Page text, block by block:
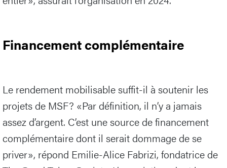
Financement complémentaire
Le rendement mobilisable suffit-il à soutenir les
projets de MSF? «Par définition, il n’y a jamais
assez d’argent. C’est une source de financement
complémentaire dont il serait dommage de se
priver», répond Emilie-Alice Fabrizi, fondatrice de